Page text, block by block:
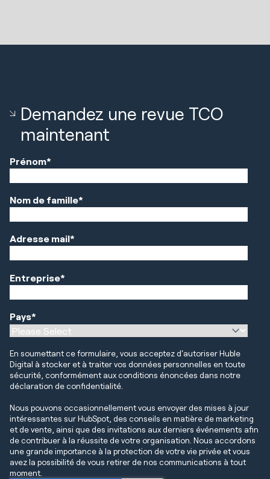
Demandez une revue TCO
maintenant
Prénom*
Nom de famille*
Adresse mail*
Entreprise*
Pays*
En soumettant ce formulaire, vous acceptez d'autoriser Huble
Digital à stocker et à traiter vos données personnelles en toute
sécurité, conformément aux conditions énoncées dans notre
déclaration de confidentialité.
Nous pouvons occasionnellement vous envoyer des mises à jour
intéressantes sur HubSpot, des conseils en matière de marketing
et de vente, ainsi que des invitations aux derniers événements afin
de contribuer à la réussite de votre organisation. Nous accordons
une grande importance à la protection de votre vie privée et vous
avez la possibilité de vous retirer de nos communications à tout
moment.